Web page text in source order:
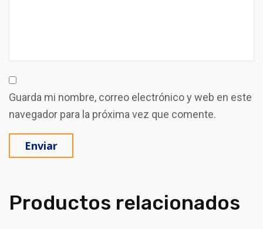
Guarda mi nombre, correo electrónico y web en este
navegador para la próxima vez que comente.
Productos relacionados